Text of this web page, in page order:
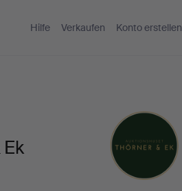
Hilfe Verkaufen Konto erstellen